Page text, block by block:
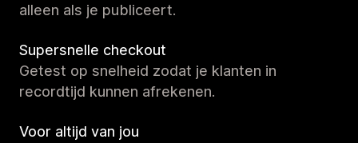
alleen als je publiceert.
Supersnelle checkout
Getest op snelheid zodat je klanten in
recordtijd kunnen afrekenen.
Voor altijd van jou